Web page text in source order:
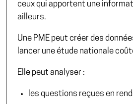
ceux qui apportent une
ailleurs.
Une PME peut créer des
lancer une étude nationale
Elle peut analyser :
les questions reçues en